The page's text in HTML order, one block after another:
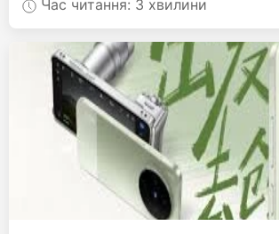
Час читання: 3 хвилини